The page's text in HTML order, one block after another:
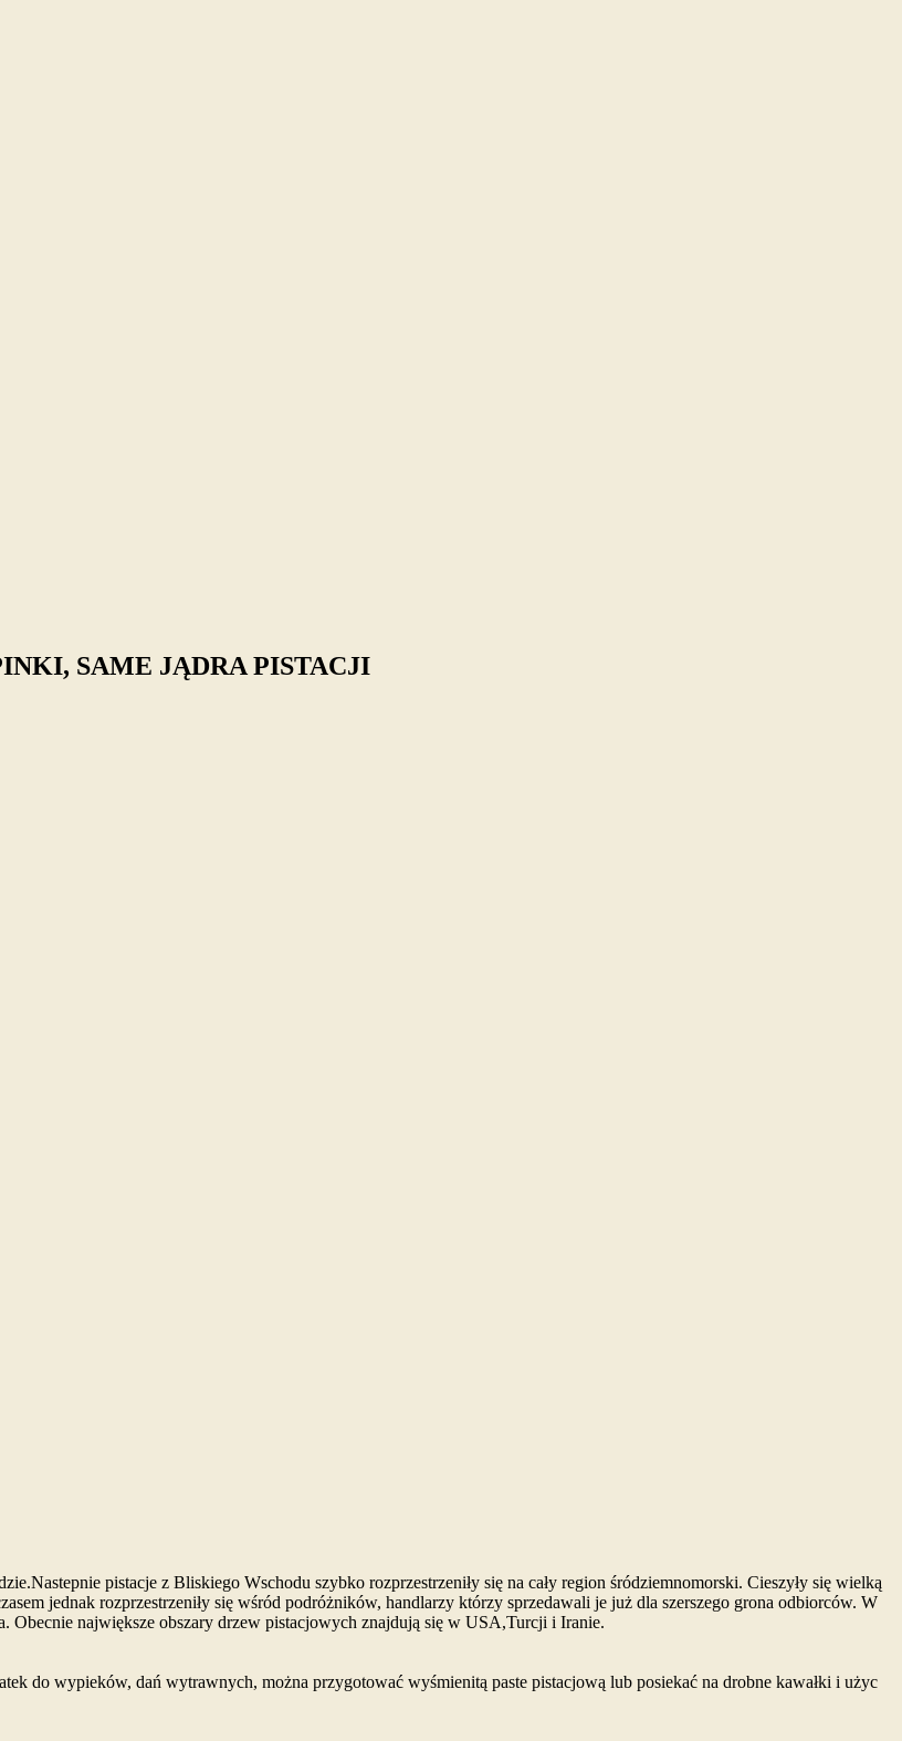
SAME JĄDRA PISTACJI
pistacje z Bliskiego Wschodu szybko rozprzestrzeniły się na cały region śródziemnomorski. Cieszyły się wielką
jednak rozprzestrzeniły się wśród podróżników, handlarzy którzy sprzedawali je już dla szerszego grona odbiorców. W
największe obszary drzew pistacjowych znajdują się w USA,Turcji i Iranie.
do wypieków, dań wytrawnych, można przygotować wyśmienitą paste pistacjową lub posiekać na drobne kawałki i użyc